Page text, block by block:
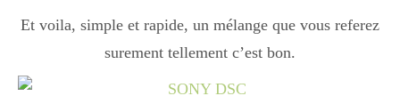
Divers
Et voila, simple et rapide, un mélange que vous referez
surement tellement c’est bon.